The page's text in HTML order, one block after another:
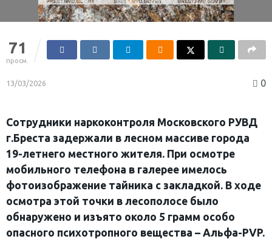
71
просм.
13/03/2026 0
Сотрудники наркоконтроля Московского РУВД
г.Бреста задержали в лесном массиве города
19-летнего местного жителя. При осмотре
мобильного телефона в галерее имелось
фотоизображение тайника с закладкой. В ходе
осмотра этой точки в лесополосе было
обнаружено и изъято около 5 грамм особо
опасного психотропного вещества – Альфа-PVP.